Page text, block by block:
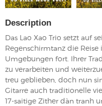
Description
Das Lao Xao Trio setzt auf
Regenschirmtanz die
Umgebungen fort. Ihrer
zu verarbeiten und
treu geblieben, doch nun
Gitarre auch traditionelle
17-saitige Zither dàn tranh